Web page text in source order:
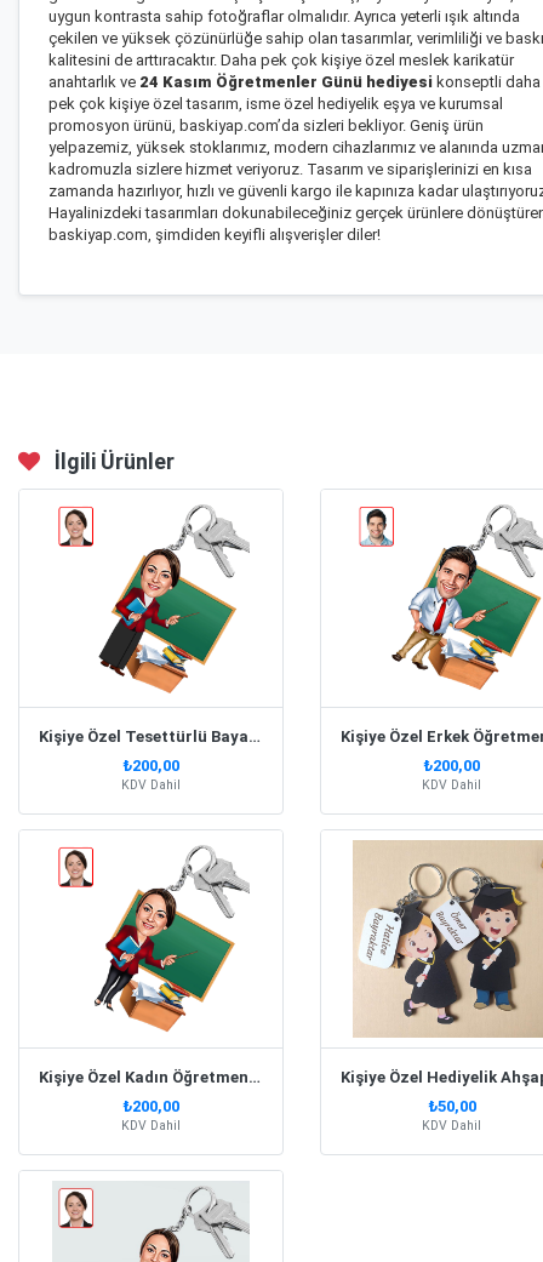
uygun kontrasta sahip fotoğraflar olmalıdır. Ayrıca yeterli ışık altında
çekilen ve yüksek çözünürlüğe sahip olan tasarımlar, verimliliği ve baskı
kalitesini de arttıracaktır. Daha pek çok kişiye özel meslek karikatür
anahtarlık ve 24 Kasım Öğretmenler Günü hediyesi konseptli daha
pek çok kişiye özel tasarım, isme özel hediyelik eşya ve kurumsal
promosyon ürünü, baskiyap.com’da sizleri bekliyor. Geniş ürün
yelpazemiz, yüksek stoklarımız, modern cihazlarımız ve alanında
kadromuzla sizlere hizmet veriyoruz. Tasarım ve siparişlerinizi en kısa
zamanda hazırlıyor, hızlı ve güvenli kargo ile kapınıza kadar
Hayalinizdeki tasarımları dokunabileceğiniz gerçek ürünlere
baskiyap.com, şimdiden keyifli alışverişler diler!
İlgili Ürünler
Kişiye Özel Tesettürlü Bayan Öğretmen Karikatür Anahtarlık
₺200,00
KDV Dahil
₺200,00
KDV Dahil
Kişiye Özel Kadın Öğretmen Karikatürlü Anahtarlık
₺200,00
KDV Dahil
₺50,00
KDV Dahil